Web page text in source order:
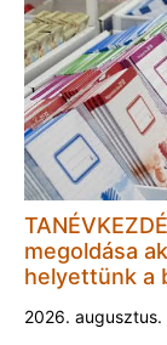
megoldása
helyettünk a
2026.